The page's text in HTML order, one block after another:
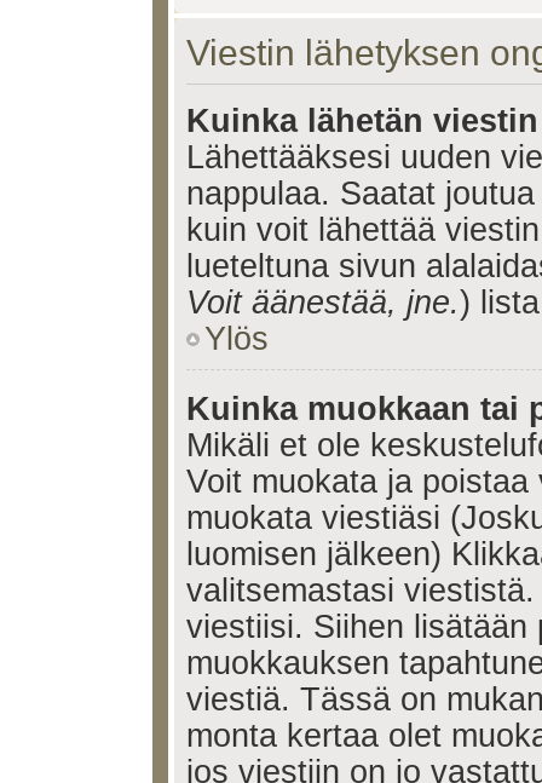
Viestin lähetyksen
Kuinka lähetän
Lähettääksesi uuden
nappulaa. Saatat
kuin voit lähettää
lueteltuna sivun
Voit äänestää, jne.)
Ylös
Kuinka muokkaan tai
Mikäli et ole
Voit muokata ja
muokata viestiäsi
luomisen jälkeen)
valitsemastasi
viestiisi. Siihen lisätään
muokkauksen
viestiä. Tässä on
monta kertaa olet
jos viestiin on jo